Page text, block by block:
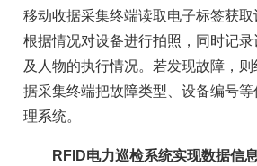
移动收据采集终端读取电子标签获
根据情况对设备进行拍照，同时记
及人物的执行情况。若发现故障，
据采集终端把故障类型、设备编号
理系统。
RFID电力巡检系统实现数据信